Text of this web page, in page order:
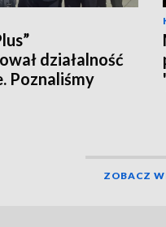
działalność
Poznaliśmy
ZOBACZ